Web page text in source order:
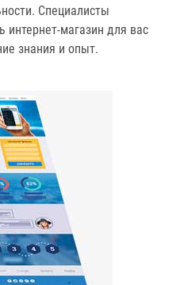
Специалисты
интернет-магазин для вас
знания и опыт.